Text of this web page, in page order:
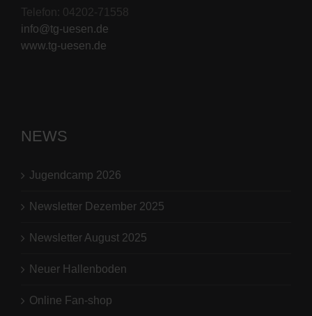
Telefon: 04202-71558
info@tg-uesen.de
www.tg-uesen.de
NEWS
Jugendcamp 2026
Newsletter Dezember 2025
Newsletter August 2025
Neuer Hallenboden
Online Fan-shop